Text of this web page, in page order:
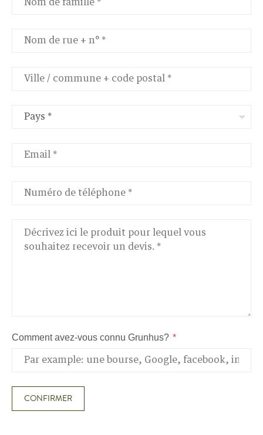
Pays *
Comment avez-vous connu Grunhus?
CONFIRMER